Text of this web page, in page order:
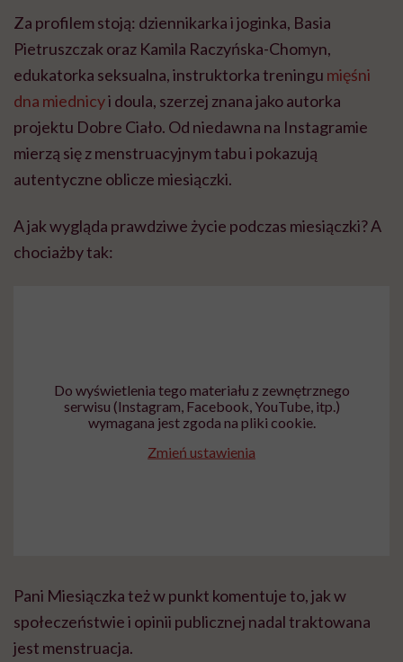
Za profilem stoją: dziennikarka i joginka, Basia
Pietruszczak oraz Kamila Raczyńska-Chomyn,
edukatorka seksualna, instruktorka treningu mięśni
dna miednicyi doula, szerzej znana jako autorka
projektu Dobre Ciało. Od niedawna na Instagramie
mierzą się z menstruacyjnym tabu i pokazują
autentyczne oblicze miesiączki.
A jak wygląda prawdziwe życie podczas miesiączki? A
chociażby tak:
Do wyświetlenia tego materiału z zewnętrznego
serwisu (Instagram, Facebook, YouTube, itp.)
wymagana jest zgoda na pliki cookie.
Zmień ustawienia
Pani Miesiączka też w punkt komentuje to, jak w
społeczeństwie i opinii publicznej nadal traktowana
jest menstruacja.